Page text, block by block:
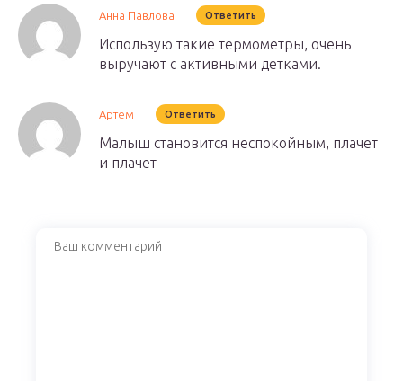
Анна Павлова Ответить
Использую такие термометры, очень
выручают с активными детками.
Артем Ответить
Малыш становится неспокойным, плачет
и плачет